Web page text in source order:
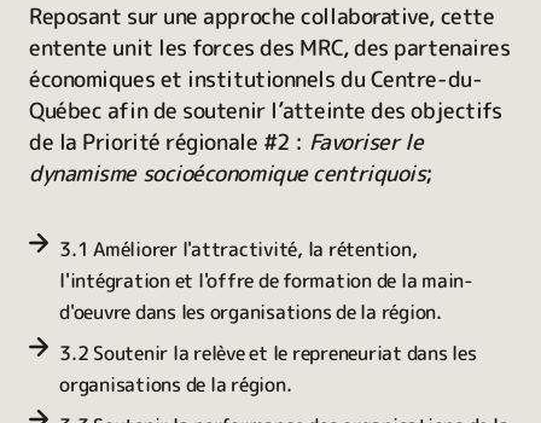
Reposant sur une approche collaborative, cette
entente unit les forces des MRC, des partenaires
économiques et institutionnels du Centre-du-
Québec afin de soutenir l’atteinte des objectifs
de la Priorité régionale #2 : Favoriser le
dynamisme socioéconomique centriquois;
3.1 Améliorer l'attractivité, la rétention,
l'intégration et l'offre de formation de la main-
d'oeuvre dans les organisations de la région.
3.2 Soutenir la relève et le repreneuriat dans les
organisations de la région.